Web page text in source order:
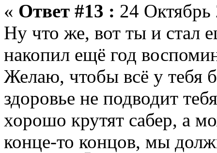
« Ответ #13 : 24
Ну что же, вот ты и стал
накопил ещё год
Желаю, чтобы всё у тебя
здоровье не подводит
хорошо крутят сабер, а
конце-то концов, мы